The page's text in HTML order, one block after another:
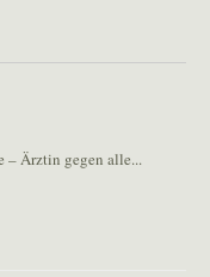
– Ärztin gegen alle...